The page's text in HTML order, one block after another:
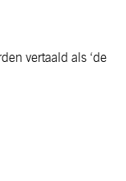
vertaald als ‘de